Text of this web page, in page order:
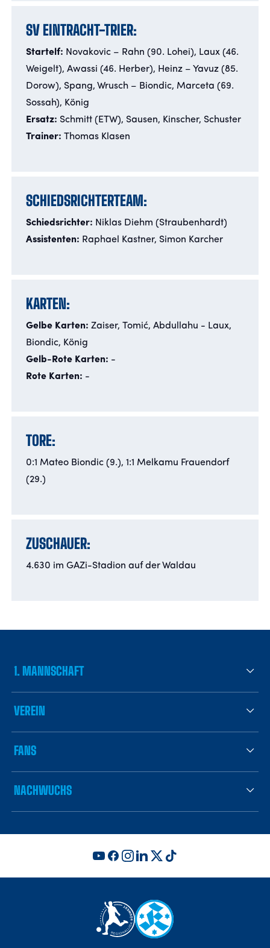
SV EINTRACHT-TRIER:
Startelf: Novakovic – Rahn (90. Lohei), Laux (46.
Weigelt), Awassi (46. Herber), Heinz – Yavuz (85.
Dorow), Spang, Wrusch – Biondic, Marceta (69.
Sossah), König
Ersatz: Schmitt (ETW), Sausen, Kinscher, Schuster
Trainer: Thomas Klasen
SCHIEDSRICHTERTEAM:
Schiedsrichter: Niklas Diehm (Straubenhardt)
Assistenten: Raphael Kastner, Simon Karcher
KARTEN:
Gelbe Karten: Zaiser, Tomić, Abdullahu - Laux,
Biondic, König
Gelb-Rote Karten: -
Rote Karten: -
TORE:
0:1 Mateo Biondic (9.), 1:1 Melkamu Frauendorf
(29.)
ZUSCHAUER:
4.630 im GAZi-Stadion auf der Waldau
1. MANNSCHAFT
VEREIN
FANS
NACHWUCHS